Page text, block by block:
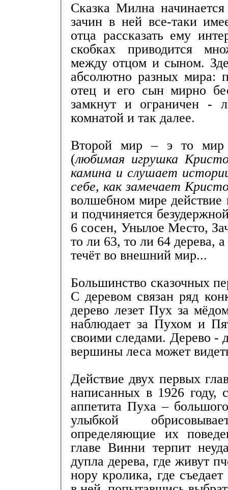
Сказка Милна
зачин в ней все-таки
отца рассказать ему
скобках приводится
между отцом и сыном.
абсолютно разных мира:
отец и его сын мирно
замкнут и ограничен -
комнатой и так далее.
Второй мир – э то мир
(любимая игрушка
камина и слушает
себе, как замечает
волшебном мире действие
и подчиняется
6 сосен, Унылое Место,
то ли 63, то ли 64 дерева,
течёт во внешний мир...
Большинство сказочных
С деревом связан ряд
дерево лезет Пух за
наблюдает за Пухом и
своими следами. Дерево -
вершины леса может
Действие двух первых
написанных в 1926 году,
аппетита Пуха –
улыбкой
определяющие их
главе Винни терпит
дупла дерева, где живут
нору кролика, где съедает